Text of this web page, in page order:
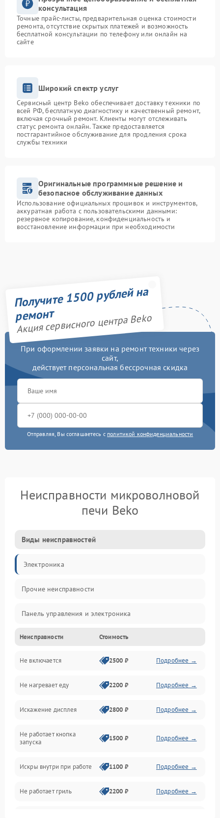
консультация
Точные прайс-листы, предварительная оценка стоимости
ремонта, отсутствие скрытых платежей и возможность
бесплатной консультации по телефону или онлайн на
сайте
Широкий спектр услуг
Сервисный центр Beko обеспечивает доставку техники по
всей РФ, бесплатную диагностику и качественный ремонт,
включая срочный ремонт. Клиенты могут отслеживать
статус ремонта онлайн. Также предоставляется
постгарантийное обслуживание для продления срока
службы техники
Оригинальные программные решение и
безопасное обслуживание данных
Использование официальных прошивок и инструментов,
аккуратная работа с пользовательскими данными:
резервное копирование, конфиденциальность и
восстановление информации при необходимости
Получите 1500 рублей на
ремонт
Акция сервисного центра Beko
При оформлении заявки на ремонт техники через
сайт,
действует персональная бессрочная скидка
Отправляя, Вы соглашаетесь с политикой конфиденциальности
Неисправности микроволновой
печи Beko
Виды неисправностей
Электроника
Прочие неисправности
Панель управления и электроника
Дверца и корпус
Механика и внутренние элементы
Механические повреждения
Питание и запуск
Нагрев и приготовление
Программное обеспечение
Неисправности Стоимость
Не включается 2500 ₽ Подробнее →
Не нагревает еду 2200 ₽ Подробнее →
Искажение дисплея 2800 ₽ Подробнее →
Не работает кнопка
запуска
1500 ₽ Подробнее →
Искры внутри при работе 1100 ₽ Подробнее →
Не работает гриль 2200 ₽ Подробнее →